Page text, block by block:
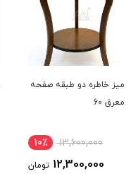
میز خاطره دو طبقه صفحه
معرق 60
13,600,000 10٪
12,300,000 تومان